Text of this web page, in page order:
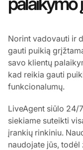
Norint vadovauti ir
gauti puikią
savo klientų
kad reikia gauti
funkcionalumų.
LiveAgent siūlo 24/
siekiame suteikti
įrankių rinkiniu.
naudojate jūs,